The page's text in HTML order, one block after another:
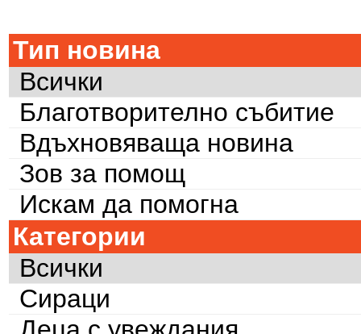
Тип новина
Всички
Благотворително събитие
Вдъхновяваща новина
Зов за помощ
Искам да помогна
Категории
Всички
Сираци